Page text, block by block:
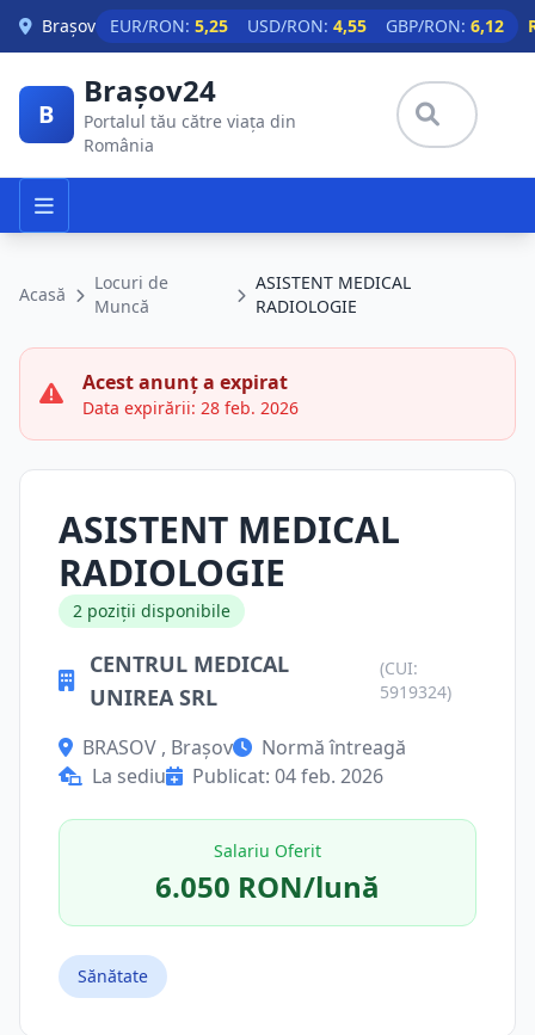
Skip to main content
Brașov EUR/RON: 5,25 USD/RON: 4,55 GBP/RON: 6,12
B
Brașov24
Portalul tău către viața din
România
Acasă
Locuri de
Muncă
ASISTENT MEDICAL
RADIOLOGIE
Acest anunț a expirat
Data expirării: 28 feb. 2026
ASISTENT MEDICAL
RADIOLOGIE
2 poziții disponibile
CENTRUL MEDICAL
UNIREA SRL
(CUI:
5919324)
BRASOV , Brașov
Normă întreagă
La sediu
Publicat: 04 feb. 2026
Salariu Oferit
6.050 RON/lună
Sănătate